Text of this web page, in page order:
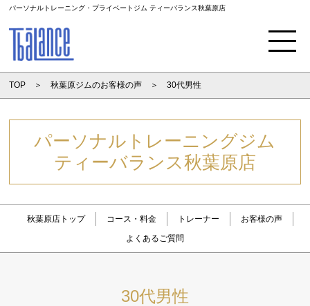
パーソナルトレーニング・プライベートジム ティーバランス秋葉原店
TOP 秋葉原ジムのお客様の声 30代男性
パーソナルトレーニングジム
ティーバランス秋葉原店
秋葉原店トップ コース・料金 トレーナー
お客様の声
よくあるご質問
30代男性